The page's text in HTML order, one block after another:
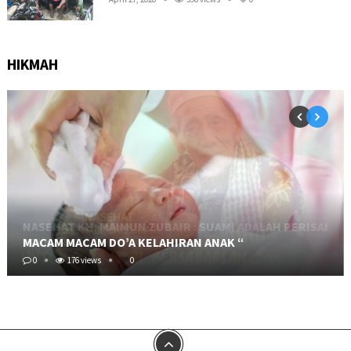
HIKMAH
MACAM MACAM DO’A KELAHIRAN ANAK “
0 176 views 0